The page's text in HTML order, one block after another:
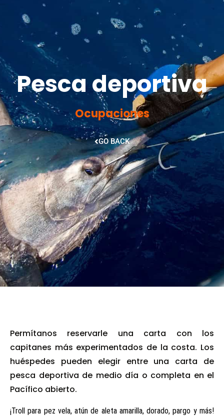
Pesca deportiva
Ocupaciones
GO BACK
Permítanos reservarle una carta con los
capitanes más experimentados de la costa. Los
huéspedes pueden elegir entre una carta de
pesca deportiva de medio día o completa en el
Pacífico abierto.
¡Troll para pez vela, atún de aleta amarilla, dorado, pargo y más!